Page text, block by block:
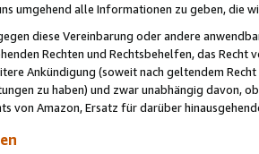
umgehend alle Informationen zu geben, die
diese Vereinbarung oder andere
Rechten und Rechtsbehelfen, das
Ankündigung (soweit nach geltendem
zu haben) und zwar unabhängig davon,
von Amazon, Ersatz für darüber